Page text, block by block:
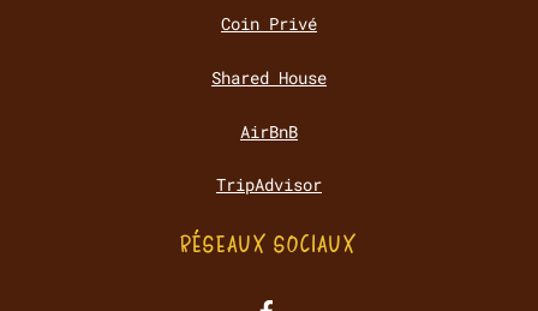
Coin Privé
Shared House
AirBnB
TripAdvisor
RÉSEAUX SOCIAUX